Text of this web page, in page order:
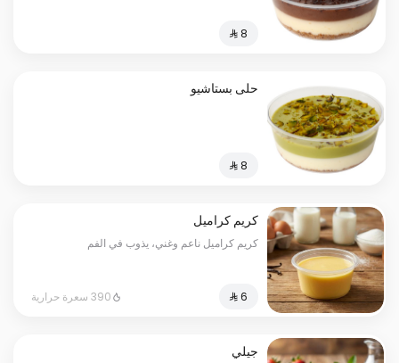
حلى بستاشيو
كريم كراميل
كريم كراميل ناعم وغني، يذوب في الفم
390 سعرة حرارية
جيلي